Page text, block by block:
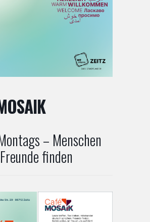
– Menschen
finden